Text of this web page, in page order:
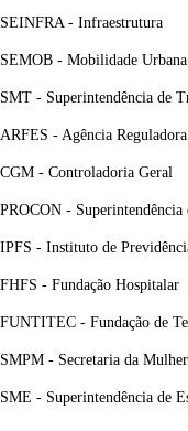
SEINFRA - Infraestrutura
SEMOB - Mobilidade Urbana
SMT - Superintendência de
ARFES - Agência Reguladora
CGM - Controladoria Geral
PROCON -
IPFS - Instituto de
FHFS - Fundação Hospitalar
FUNTITEC - Fundação de
SMPM - Secretaria da Mulher
SME - Superintendência de